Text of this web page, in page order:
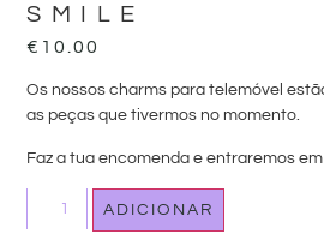
SMILE
€ 10.00
Os nossos charms para telemóvel
as peças que tivermos no momento.
Faz a tua encomenda e entraremos
ADICIONAR